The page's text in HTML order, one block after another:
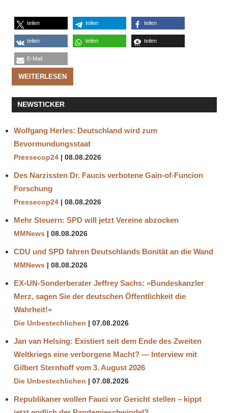
teilen teilen teilen
teilen teilen teilen
E-Mail
WEITERLESEN
NEWSTICKER
Wolfgang Herles: Deutschland wird zum
Bevormundungsstaat
Pressecop24 08.08.2026
Des Narzissten Dr. Faucis verbotene Gain-of-Funcion
Forschung
Pressecop24 08.08.2026
Mehr Steuern: SPD will jetzt Vereine abzocken
MMNews 08.08.2026
CDU und SPD fahren Deutschlands Bonität an die Wand
MMNews 08.08.2026
EX-UN-Sonderberater Jeffrey Sachs: »Bundeskanzler
Merz, sagen Sie der deutschen Öffentlichkeit die
Wahrheit!«
Die Unbestechlichen 07.08.2026
Jan van Helsing: Existiert seit dem Ende des Zweiten
Weltkriegs eine verborgene Macht? — Interview mit
Gilbert Sternhoff vom 3. August 2026
Die Unbestechlichen 07.08.2026
Republikaner wollen Fauci vor Gericht stellen – kippt